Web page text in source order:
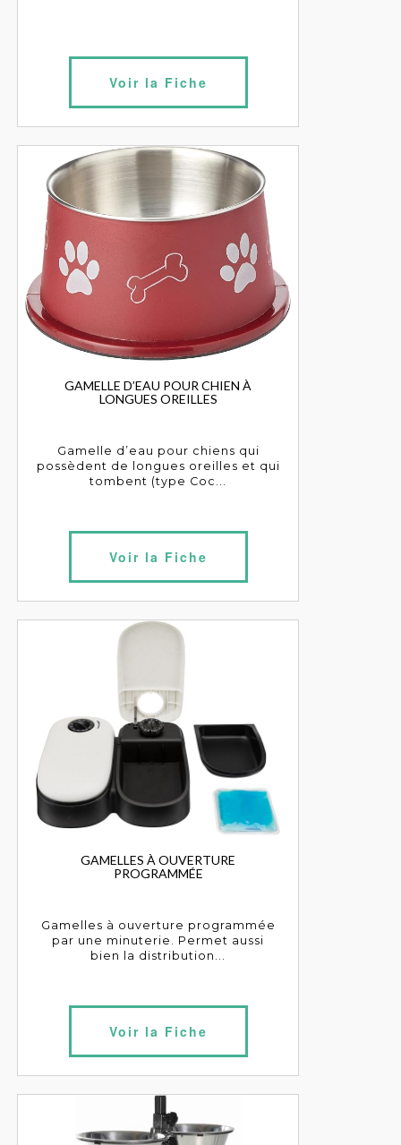
Voir la Fiche
GAMELLE D’EAU POUR CHIEN À
LONGUES OREILLES
Gamelle d’eau pour chiens qui
possèdent de longues oreilles et qui
tombent (type Coc...
Voir la Fiche
GAMELLES À OUVERTURE
PROGRAMMÉE
Gamelles à ouverture programmée
par une minuterie. Permet aussi
bien la distribution...
Voir la Fiche